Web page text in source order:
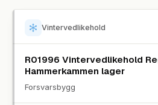
Vintervedlikehold
R01996 Vintervedlikehold
Hammerkammen lager
Forsvarsbygg